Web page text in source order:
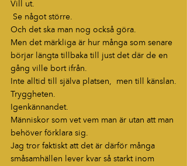
Vill ut.
Se något större.
Och det ska man nog också göra.
Men det märkliga är hur många som senare
börjar längta tillbaka till just det där de en
gång ville bort ifrån.
Inte alltid till själva platsen,  men till känslan.
Tryggheten.
Igenkännandet.
Människor som vet vem man är utan att man
behöver förklara sig.
Jag tror faktiskt att det är därför många
småsamhällen lever kvar så starkt inom